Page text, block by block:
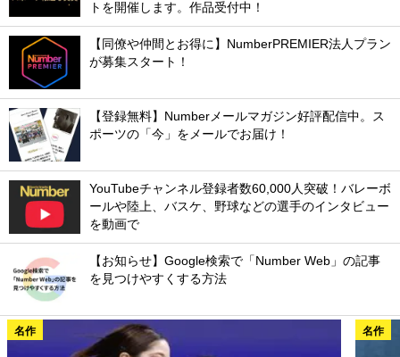
トを開催します。作品受付中！
【同僚や仲間とお得に】NumberPREMIER法人プラン
が募集スタート！
【登録無料】Numberメールマガジン好評配信中。ス
ポーツの「今」をメールでお届け！
YouTubeチャンネル登録者数60,000人突破！バレーボ
ールや陸上、バスケ、野球などの選手のインタビュー
を動画で
【お知らせ】Google検索で「Number Web」の記事
を見つけやすくする方法
名作 名作